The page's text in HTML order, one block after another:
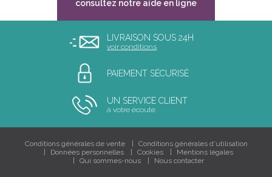
LIVRAISON SOUS 24H
voir conditions
PAIEMENT SÉCURISÉ
UN SERVICE CLIENT
à votre écoute
consultez notre aide en ligne
Conditions générales de vente
Conditions générales d'utilisation
Données personnelles
Cookies
Mentions légales
Qui sommes-nous
Nous contacter